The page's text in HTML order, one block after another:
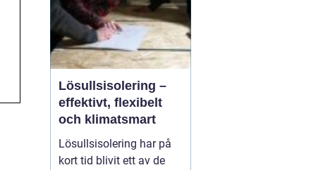
Lösullsisolering –
effektivt, flexibelt
och klimatsmart
Lösullsisolering har på
kort tid blivit ett av de